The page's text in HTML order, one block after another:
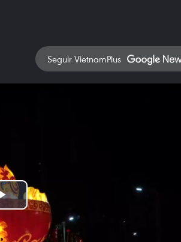
Seguir VietnamPlus
Play
Video